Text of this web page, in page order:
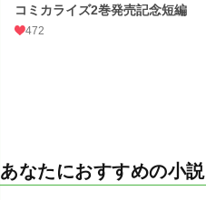
コミカライズ2巻発売記念短編
472
あなたにおすすめの小説